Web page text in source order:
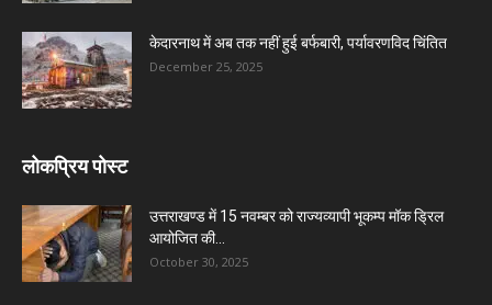
केदारनाथ में अब तक नहीं हुई बर्फबारी, पर्यावरणविद चिंतित
December 25, 2025
लोकप्रिय पोस्ट
उत्तराखण्ड में 15 नवम्बर को राज्यव्यापी भूकम्प मॉक ड्रिल
आयोजित की...
October 30, 2025